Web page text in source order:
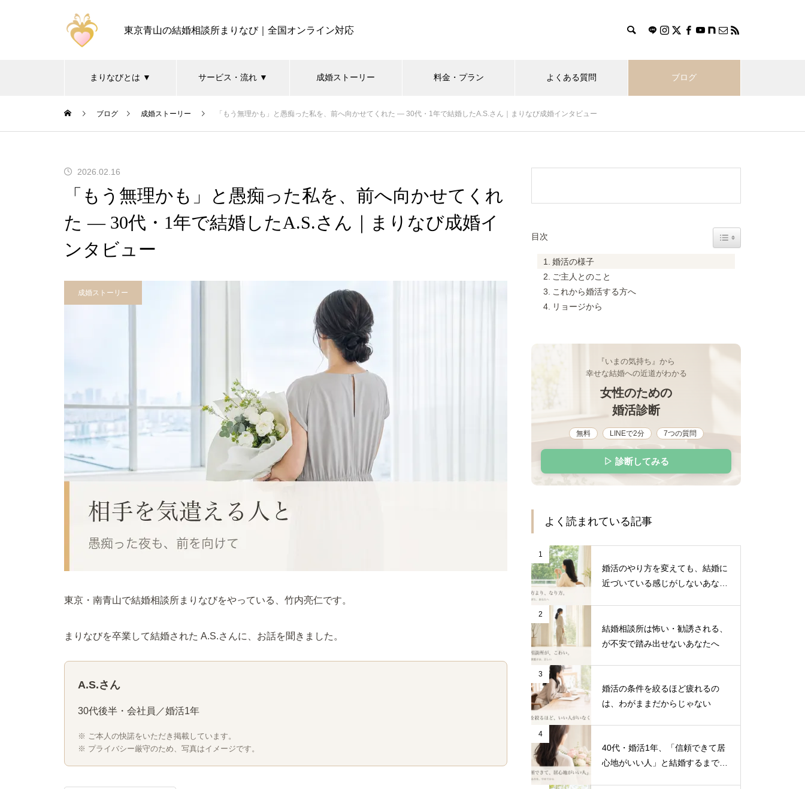
東京青山の結婚相談所まりなび｜全国オンライン対応
まりなびとは ▼ サービス・流れ ▼ 成婚ストーリー 料金・プラン よくある質問 ブログ
ブログ 成婚ストーリー 「もう無理かも」と愚痴った私を、前へ向かせてくれた ― 30代・1年で結婚したA.S.さん｜まりなび成婚インタビュー
2026.02.16
「もう無理かも」と愚痴った私を、前へ向かせてくれ
た ― 30代・1年で結婚したA.S.さん｜まりなび成婚イ
ンタビュー
成婚ストーリー
東京・南青山で結婚相談所まりなびをやっている、竹内亮仁です。
まりなびを卒業して結婚された A.S.さんに、お話を聞きました。
A.S.さん
30代後半・会社員／婚活1年
※ ご本人の快諾をいただき掲載しています。
※ プライバシー厳守のため、写真はイメージです。
目次 Toggle Table of Content
婚活の様子
ご主人とのこと
これから婚活する方へ
リョージから
『いまの気持ち』から
幸せな結婚への近道がわかる
女性のための
婚活診断
無料 LINEで2分 7つの質問
▷ 診断してみる
よく読まれている記事
1
婚活のやり方を変えても、結婚に
近づいている感じがしないあなた
2
結婚相談所は怖い・勧誘される、
が不安で踏み出せないあなたへ
3
婚活の条件を絞るほど疲れるの
は、わがままだからじゃない
4
40代・婚活1年、「信頼できて居
心地がいい人」と結婚するまで｜